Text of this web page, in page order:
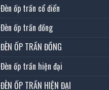
Đèn ốp trần cổ điển
Đèn ốp trần đồng
ĐÈN ỐP TRẦN ĐỒNG
Đèn ốp trần hiện đại
ĐÈN ỐP TRẦN HIỆN ĐẠI